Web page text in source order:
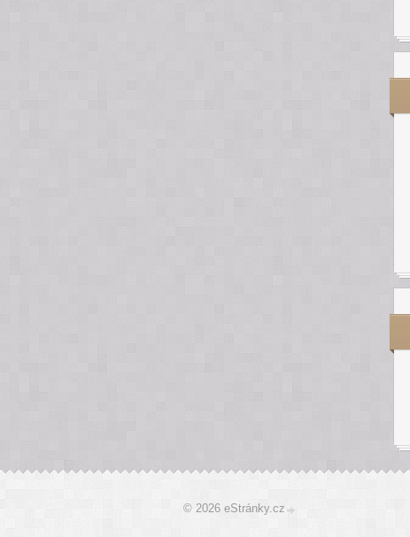
© 2026 eStránky.cz